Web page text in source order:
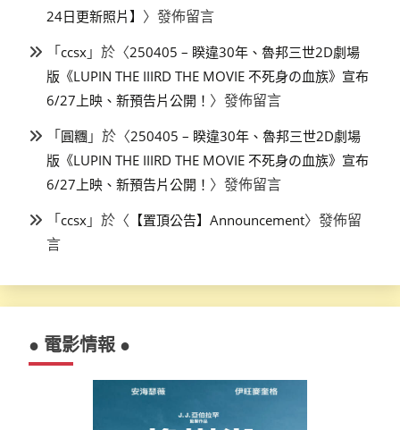
24日更新照片】 〉發佈留言
「ccsx 」於〈250405 – 睽違30年、魯邦三世2D劇場
版《LUPIN THE IIIRD THE MOVIE 不死身の血族》宣布
6/27上映、新預告片公開！ 〉發佈留言
「圓糰 」於〈250405 – 睽違30年、魯邦三世2D劇場
版《LUPIN THE IIIRD THE MOVIE 不死身の血族》宣布
6/27上映、新預告片公開！ 〉發佈留言
「ccsx 」於〈 【置頂公告】Announcement〉發佈留
言
● 電影情報 ●